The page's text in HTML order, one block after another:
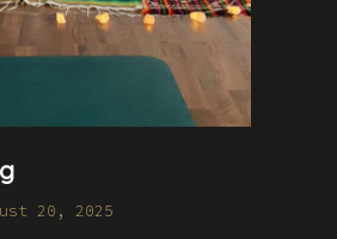
20, 2025